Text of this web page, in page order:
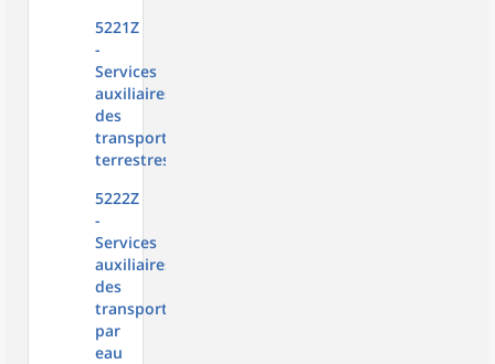
5221Z
-
Services
auxiliaires
des
transports
terrestres
5222Z
-
Services
auxiliaires
des
transports
par
eau